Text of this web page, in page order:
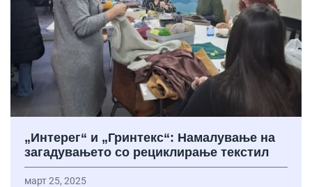
„Интерег“ и „Гринтекс“: Намалување на
загадувањето со рециклирање текстил
март 25, 2025